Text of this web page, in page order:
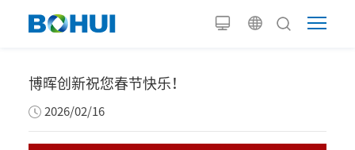
博晖创新祝您春节快乐！
2026/02/16